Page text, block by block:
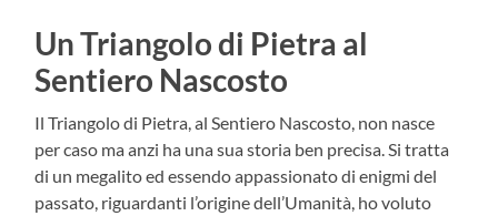
Un Triangolo di Pietra al
Sentiero Nascosto
Il Triangolo di Pietra, al Sentiero Nascosto, non nasce
per caso ma anzi ha una sua storia ben precisa. Si tratta
di un megalito ed essendo appassionato di enigmi del
passato, riguardanti l’origine dell’Umanità, ho voluto